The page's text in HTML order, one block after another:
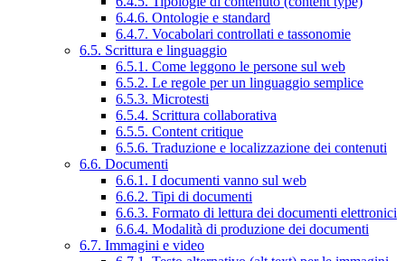
6.4.6. Ontologie e standard
6.4.7. Vocabolari controllati e tassonomie
6.5. Scrittura e linguaggio
6.5.1. Come leggono le persone sul web
6.5.2. Le regole per un linguaggio semplice
6.5.3. Microtesti
6.5.4. Scrittura collaborativa
6.5.5. Content critique
6.5.6. Traduzione e localizzazione dei contenuti
6.6. Documenti
6.6.1. I documenti vanno sul web
6.6.2. Tipi di documenti
6.6.3. Formato di lettura dei documenti elettronici
6.6.4. Modalità di produzione dei documenti
6.7. Immagini e video